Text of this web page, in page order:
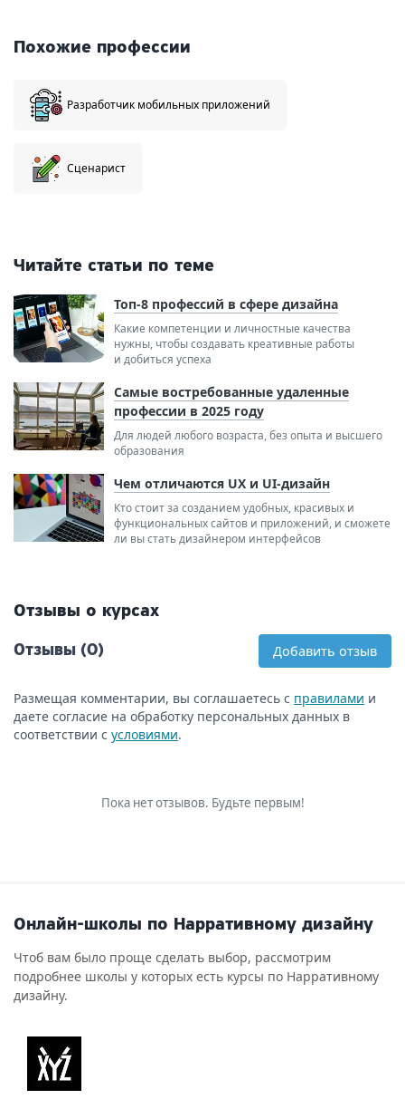
Похожие профессии
Разработчик мобильных приложений
Сценарист
Читайте статьи по теме
Топ-8 профессий в сфере дизайна
Какие компетенции и личностные качества
нужны, чтобы создавать креативные работы
и добиться успеха
Самые востребованные удаленные
профессии в 2025 году
Для людей любого возраста, без опыта и высшего
образования
Чем отличаются UX и UI-дизайн
Кто стоит за созданием удобных, красивых и
функциональных сайтов и приложений, и сможете
ли вы стать дизайнером интерфейсов
Отзывы о курсах
Отзывы (0) Добавить отзыв
Размещая комментарии, вы соглашаетесь с правилами и
даете согласие на обработку персональных данных в
соответствии с условиями.
Пока нет отзывов. Будьте первым!
Онлайн-школы по Нарративному дизайну
Чтоб вам было проще сделать выбор, рассмотрим
подробнее школы у которых есть курсы по Нарративному
дизайну.